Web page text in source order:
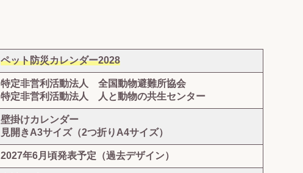
ペット防災カレンダー2028
特定非営利活動法人 全国動物避難所協会
特定非営利活動法人 人と動物の共生センター
壁掛けカレンダー
見開きA3サイズ（2つ折りA4サイズ）
2027年6月頃発表予定（過去デザイン）